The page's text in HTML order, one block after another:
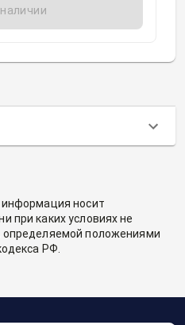
информация носит
при каких условиях не
определяемой положениями
РФ.